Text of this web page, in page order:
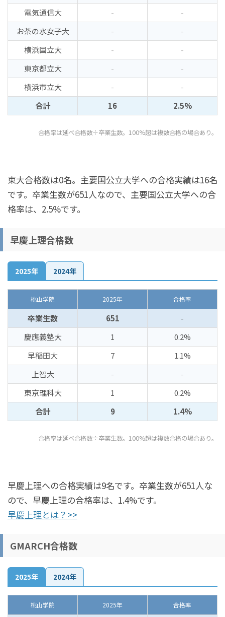
電気通信大
-
-
お茶の水女子大
-
-
横浜国立大
-
-
東京都立大
-
-
横浜市立大
-
-
合計
16 2.5%
合格率は延べ合格数÷卒業生数。100%超は複数合格の場合あり。
東大合格数は0名。主要国公立大学への合格実績は16名
です。卒業生数が651人なので、主要国公立大学への合
格率は、2.5%です。
早慶上理合格数
2025年 2024年
桃山学院 2025年 合格率
卒業生数 651
-
慶應義塾大
1
0.2%
早稲田大
7
1.1%
上智大
-
-
東京理科大
1
0.2%
合計
9 1.4%
合格率は延べ合格数÷卒業生数。100%超は複数合格の場合あり。
早慶上理への合格実績は9名です。卒業生数が651人な
ので、早慶上理の合格率は、1.4%です。
早慶上理とは？>>
GMARCH合格数
2025年 2024年
桃山学院 2025年 合格率